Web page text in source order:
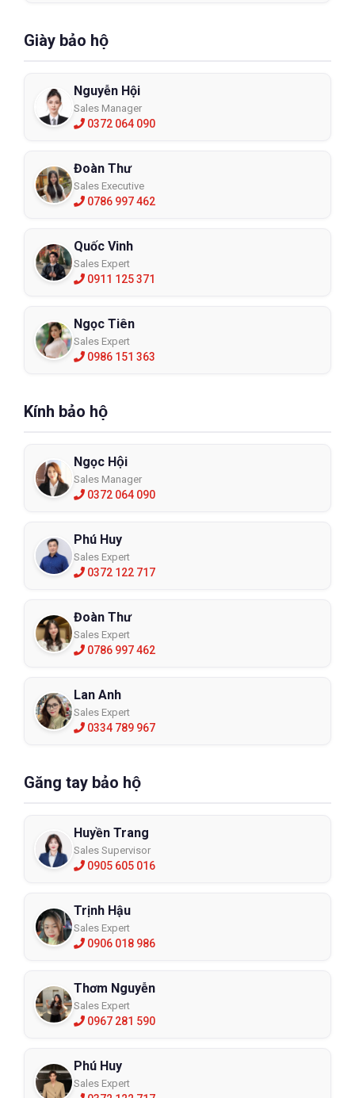
Giày bảo hộ
Nguyễn Hội
Sales Manager
0372 064 090
Đoàn Thư
Sales Executive
0786 997 462
Quốc Vinh
Sales Expert
0911 125 371
Ngọc Tiên
Sales Expert
0986 151 363
Kính bảo hộ
Ngọc Hội
Sales Manager
0372 064 090
Phú Huy
Sales Expert
0372 122 717
Đoàn Thư
Sales Expert
0786 997 462
Lan Anh
Sales Expert
0334 789 967
Găng tay bảo hộ
Huyền Trang
Sales Supervisor
0905 605 016
Trịnh Hậu
Sales Expert
0906 018 986
Thơm Nguyễn
Sales Expert
0967 281 590
Phú Huy
Sales Expert